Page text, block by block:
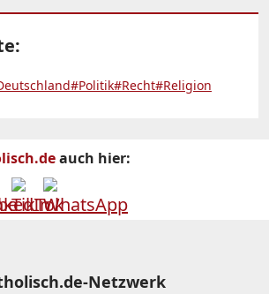
#Politik#Recht#Religion
auch hier:
Netzwerk